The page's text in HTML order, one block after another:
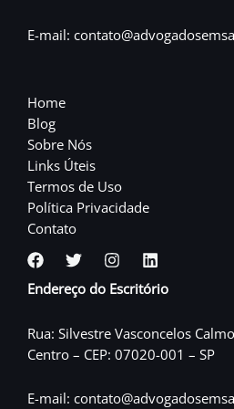
E-mail:
Home
Blog
Sobre Nós
Links Úteis
Termos de Uso
Política Privacidade
Contato
Endereço do Escritório
Rua: Silvestre Vasconcelos
Centro – CEP: 07020-001 – SP
E-mail: